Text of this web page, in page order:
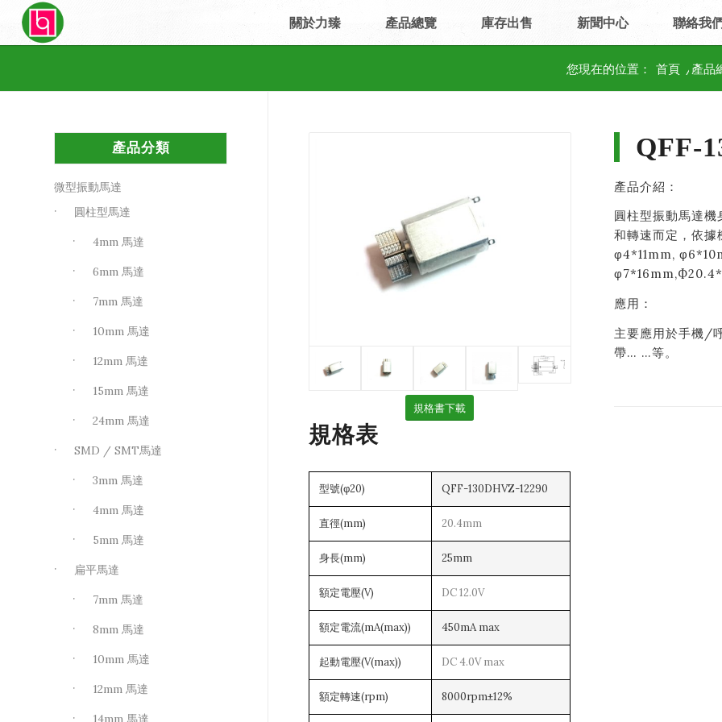
關於力臻 產品總覽 庫存出售 新聞中心 聯絡我
您現在的位置： 首頁 /產品
規格書下載
規格表
型號(φ20) QFF-130DHVZ-12290
直徑(mm) 20.4mm
身長(mm) 25mm
額定電壓(V) DC 12.0V
額定電流(mA(max)) 450mA max
起動電壓(V(max)) DC 4.0V max
額定轉速(rpm) 8000rpm±12%
QFF-
產品介紹：
圓柱型振動馬達
和轉速而定，依
φ4*11mm,
應用：
主要應用於手機/
帶… …等。
產品分類
微型振動馬達
圓柱型馬達
4mm 馬達
6mm 馬達
7mm 馬達
10mm 馬達
12mm 馬達
15mm 馬達
24mm 馬達
SMD / SMT馬達
3mm 馬達
4mm 馬達
5mm 馬達
扁平馬達
7mm 馬達
8mm 馬達
10mm 馬達
12mm 馬達
14mm 馬達